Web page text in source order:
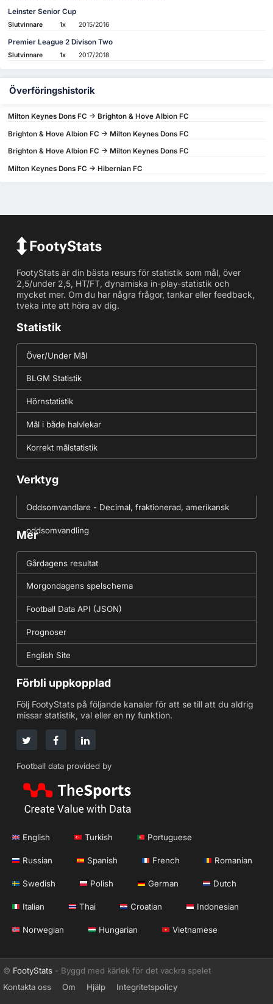
Leinster Senior Cup
Slutvinnare 1x 2015/2016
Premier League 2 Divison Two
Slutvinnare 1x 2017/2018
Överföringshistorik
Milton Keynes Dons FC -> Brighton & Hove Albion FC
Brighton & Hove Albion FC -> Milton Keynes Dons FC
Brighton & Hove Albion FC -> Milton Keynes Dons FC
Milton Keynes Dons FC -> Hibernian FC
FootyStats är din bästa resurs för statistik som mål, över
2,5/under 2,5, HT/FT, dynamiska in-play-statistik och
mycket mer. Om du har några frågor, tankar eller feedback,
tveka inte att höra av dig.
Statistik
Över/Under Mål
BLGM Statistik
Hörnstatistik
Mål i både halvlekar
Korrekt målstatistik
Verktyg
Oddsomvandlare - Decimal, fraktionerad, amerikansk
oddsomvandling
Mer
Gårdagens resultat
Morgondagens spelschema
Football Data API (JSON)
Prognoser
English Site
Förbli uppkopplad
Följ FootyStats på följande kanaler för att se till att du aldrig
missar statistik, val eller en ny funktion.
Football data provided by
English Turkish Portuguese
Russian Spanish French Romanian
Swedish Polish German Dutch
Italian Thai Croatian Indonesian
Norwegian Hungarian Vietnamese
© FootyStats - Byggd med kärlek för det vackra spelet
Kontakta oss
Om Hjälp Integritetspolicy